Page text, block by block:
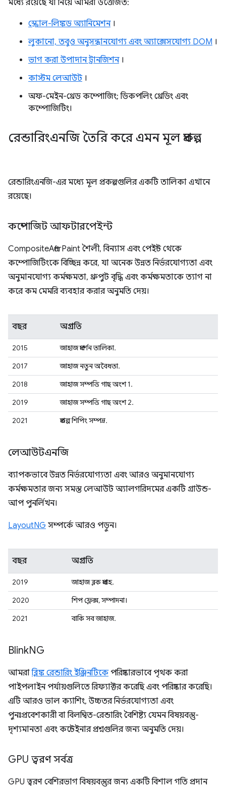
মধ্যে রয়েছে যা নিয়ে আমরা উত্তেজিত:
স্ক্রোল-লিঙ্কড অ্যানিমেশন।
লুকানো, তবুও অনুসন্ধানযোগ্য এবং অ্যাক্সেসযোগ্য DOM ।
ভাগ করা উপাদান ট্রানজিশন।
কাস্টম লেআউট।
অফ-মেইন-থ্রেড কম্পোজিং; ডিকপলিং থ্রেডিং এবং
কম্পোজিটিং।
রেন্ডারিংএনজি তৈরি করে এমন মূল প্রকল্প
রেন্ডারিংএনজি-এর মধ্যে মূল প্রকল্পগুলির একটি তালিকা এখানে
রয়েছে।
কম্পোজিট আফটারপেইন্ট
CompositeAfterPaint শৈলী, বিন্যাস এবং পেইন্ট থেকে
কম্পোজিটিংকে বিচ্ছিন্ন করে, যা অনেক উন্নত নির্ভরযোগ্যতা এবং
অনুমানযোগ্য কর্মক্ষমতা, থ্রুপুট বৃদ্ধি এবং কর্মক্ষমতাকে ত্যাগ না
করে কম মেমরি ব্যবহার করার অনুমতি দেয়।
বছর অগ্রগতি
2015
জাহাজ প্রদর্শন তালিকা.
2017
জাহাজ নতুন অবৈধতা.
2018
জাহাজ সম্পত্তি গাছ অংশ 1.
2019
জাহাজ সম্পত্তি গাছ অংশ 2.
2021
প্রকল্প শিপিং সম্পন্ন.
লেআউটএনজি
ব্যাপকভাবে উন্নত নির্ভরযোগ্যতা এবং আরও অনুমানযোগ্য
কর্মক্ষমতার জন্য সমস্ত লেআউট অ্যালগরিদমের একটি গ্রাউন্ড-
আপ পুনর্লিখন।
LayoutNG সম্পর্কে আরও পড়ুন।
বছর অগ্রগতি
2019
জাহাজ ব্লক প্রবাহ.
2020
শিপ ফ্লেক্স, সম্পাদনা।
2021
বাকি সব জাহাজ.
BlinkNG
আমরাব্লিঙ্ক রেন্ডারিং ইঞ্জিনটিকেপরিষ্কারভাবে পৃথক করা
পাইপলাইন পর্যায়গুলিতে রিফ্যাক্টর করেছি এবং পরিষ্কার করেছি।
এটি আরও ভাল ক্যাশিং, উচ্চতর নির্ভরযোগ্যতা এবং
পুনঃপ্রবেশকারী বা বিলম্বিত-রেন্ডারিং বৈশিষ্ট্য যেমন বিষয়বস্তু-
দৃশ্যমানতা এবং কন্টেইনার প্রশ্নগুলির জন্য অনুমতি দেয়।
GPU ত্বরণ সর্বত্র
GPU ত্বরণ বেশিরভাগ বিষয়বস্তুর জন্য একটি বিশাল গতি প্রদান